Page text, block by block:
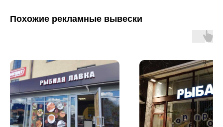
Похожие рекламные вывески